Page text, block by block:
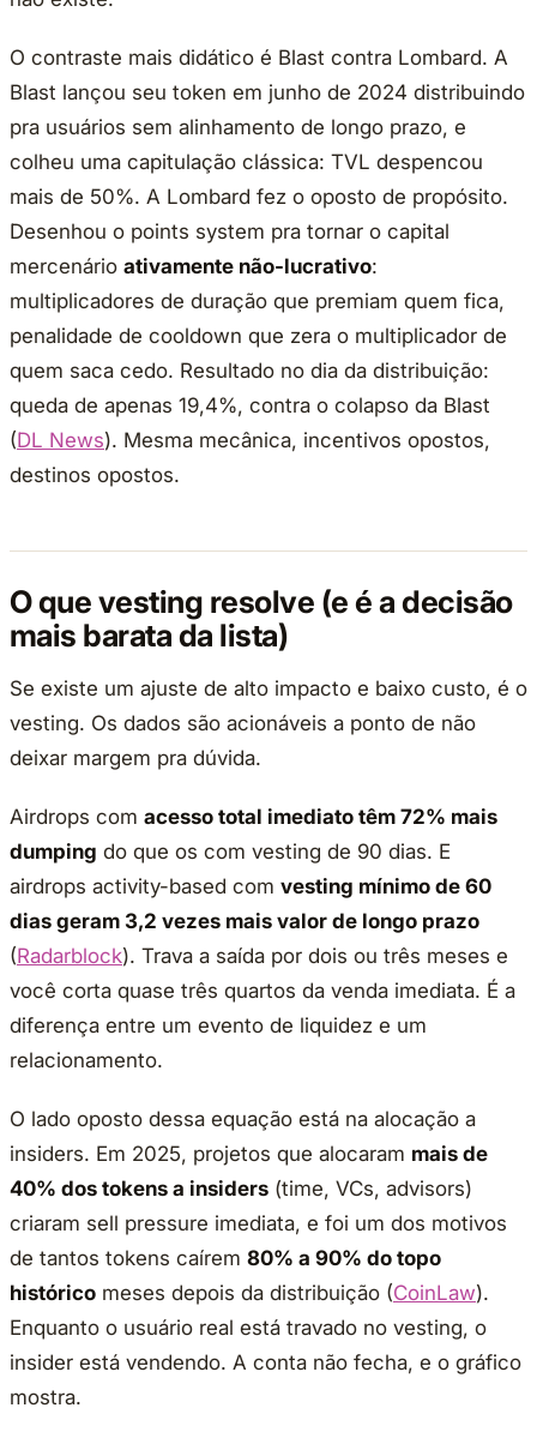
O contraste mais didático é Blast contra Lombard. A
Blast lançou seu token em junho de 2024 distribuindo
pra usuários sem alinhamento de longo prazo, e
colheu uma capitulação clássica: TVL despencou
mais de 50%. A Lombard fez o oposto de propósito.
Desenhou o points system pra tornar o capital
mercenário ativamente não-lucrativo:
multiplicadores de duração que premiam quem fica,
penalidade de cooldown que zera o multiplicador de
quem saca cedo. Resultado no dia da distribuição:
queda de apenas 19,4%, contra o colapso da Blast
(DL News). Mesma mecânica, incentivos opostos,
destinos opostos.
O que vesting resolve (e é a decisão
mais barata da lista)
Se existe um ajuste de alto impacto e baixo custo, é o
vesting. Os dados são acionáveis a ponto de não
deixar margem pra dúvida.
Airdrops com acesso total imediato têm 72% mais
dumping do que os com vesting de 90 dias. E
airdrops activity-based com vesting mínimo de 60
dias geram 3,2 vezes mais valor de longo prazo
(Radarblock). Trava a saída por dois ou três meses e
você corta quase três quartos da venda imediata. É a
diferença entre um evento de liquidez e um
relacionamento.
O lado oposto dessa equação está na alocação a
insiders. Em 2025, projetos que alocaram mais de
40% dos tokens a insiders (time, VCs, advisors)
criaram sell pressure imediata, e foi um dos motivos
de tantos tokens caírem 80% a 90% do topo
histórico meses depois da distribuição (CoinLaw).
Enquanto o usuário real está travado no vesting, o
insider está vendendo. A conta não fecha, e o gráfico
mostra.